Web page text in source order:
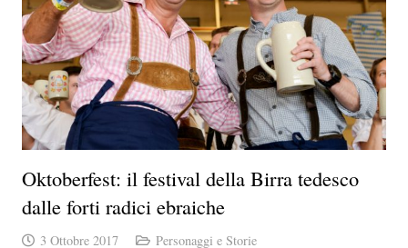
Oktoberfest: il festival della Birra tedesco
dalle forti radici ebraiche
3 Ottobre 2017 Personaggi e Storie